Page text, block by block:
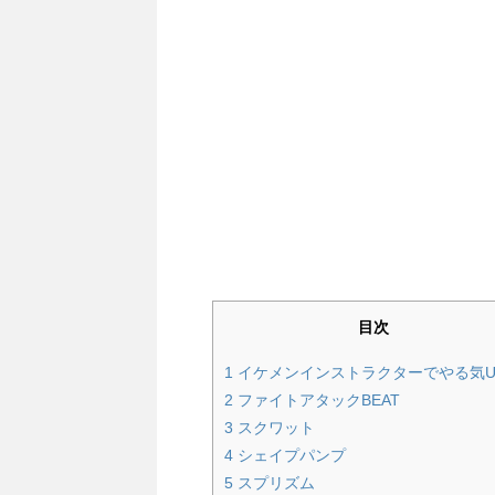
目次
1 イケメンインストラクターでやる気
2 ファイトアタックBEAT
3 スクワット
4 シェイプパンプ
5 スプリズム